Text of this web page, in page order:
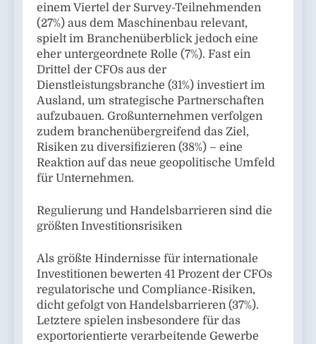
einem Viertel der Survey-Teilnehmenden
(27%) aus dem Maschinenbau relevant,
spielt im Branchenüberblick jedoch eine
eher untergeordnete Rolle (7%). Fast ein
Drittel der CFOs aus der
Dienstleistungsbranche (31%) investiert im
Ausland, um strategische Partnerschaften
aufzubauen. Großunternehmen verfolgen
zudem branchenübergreifend das Ziel,
Risiken zu diversifizieren (38%) – eine
Reaktion auf das neue geopolitische Umfeld
für Unternehmen.
Regulierung und Handelsbarrieren sind die
größten Investitionsrisiken
Als größte Hindernisse für internationale
Investitionen bewerten 41 Prozent der CFOs
regulatorische und Compliance-Risiken,
dicht gefolgt von Handelsbarrieren (37%).
Letztere spielen insbesondere für das
exportorientierte verarbeitende Gewerbe